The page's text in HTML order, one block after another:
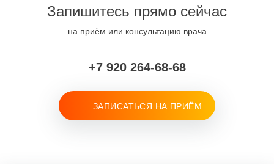
Запишитесь прямо сейчас
на приём или консультацию врача
ЗАПИСАТЬСЯ НА ПРИЁМ
+7 920 264-68-68